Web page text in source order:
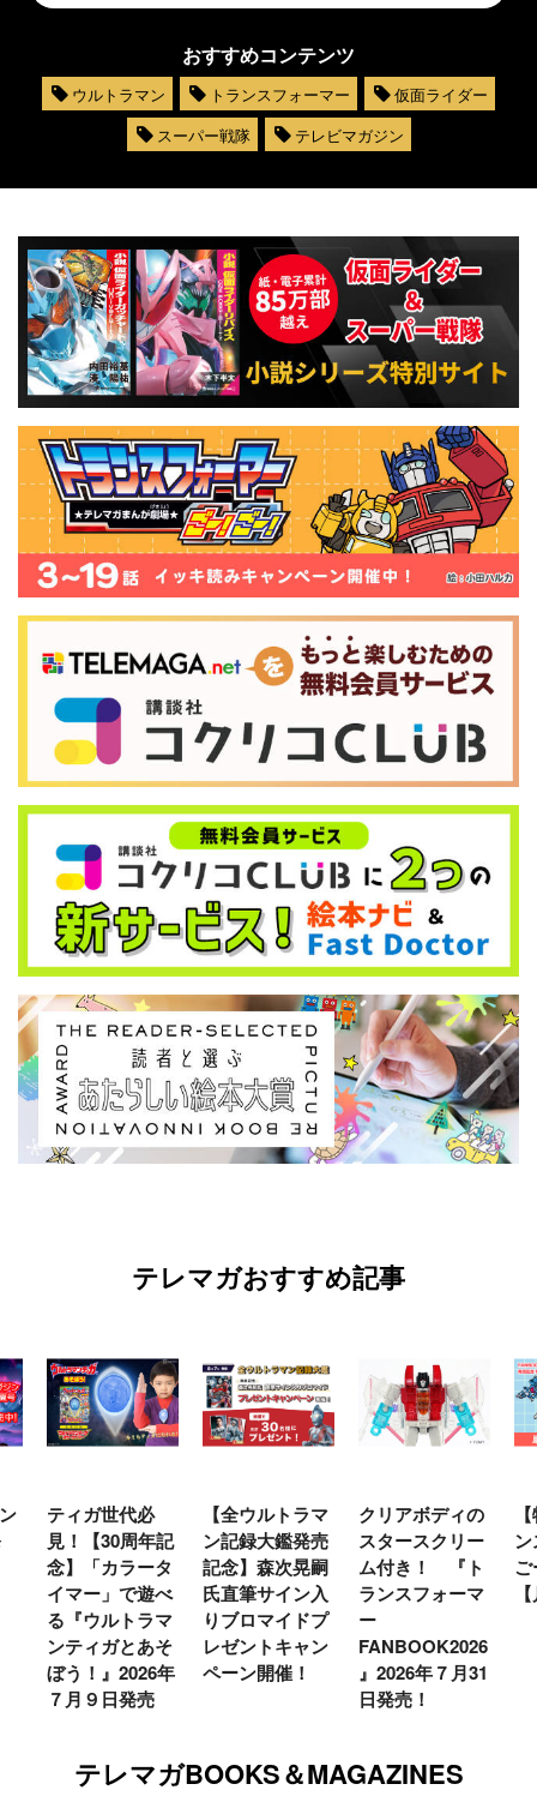
おすすめコンテンツ
ウルトラマン トランスフォーマー
仮面ライダー
スーパー戦隊
テレビマガジン
テレマガおすすめ記事
ティガ世代必
見！【30周年記
念】「カラータ
イマー」で遊べ
る『ウルトラマ
ンティガとあそ
ぼう！』2026年
７月９日発売
【全ウルトラマ
ン記録大鑑発売
記念】森次晃嗣
氏直筆サイン入
りブロマイドプ
レゼントキャン
ペーン開催！
クリアボディの
スタースクリー
ム付き！ 『ト
ランスフォーマ
ー
FANBOOK2026
』2026年７月31
日発売！
テレマガBOOKS＆MAGAZINES